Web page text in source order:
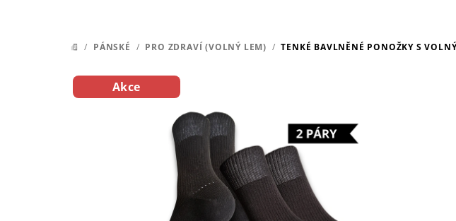
DOMŮ
/ PÁNSKÉ / PRO ZDRAVÍ (VOLNÝ LEM) / TENKÉ BAVLNĚNÉ PONOŽKY S
Akce